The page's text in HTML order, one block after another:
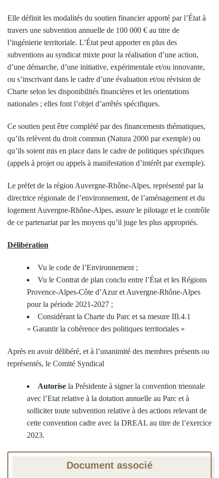
Elle définit les modalités du soutien financier apporté par l’État à
travers une subvention annuelle de 100 000 € au titre de
l’ingénierie territoriale. L’État peut apporter en plus des
subventions au syndicat mixte pour la réalisation d’une action,
d’une démarche, d’une initiative, expérimentale et/ou innovante,
ou s’inscrivant dans le cadre d’une évaluation et/ou révision de
Charte selon les disponibilités financières et les orientations
nationales ; elles font l’objet d’arrêtés spécifiques.
Ce soutien peut être complété par des financements thématiques,
qu’ils relèvent du droit commun (Natura 2000 par exemple) ou
qu’ils soient mis en place dans le cadre de politiques spécifiques
(appels à projet ou appels à manifestation d’intérêt par exemple).
Le préfet de la région Auvergne-Rhône-Alpes, représenté par la
directrice régionale de l’environnement, de l’aménagement et du
logement Auvergne-Rhône-Alpes, assure le pilotage et le contrôle
de ce partenariat par les moyens qu’il juge les plus appropriés.
Délibération
Vu le code de l’Environnement ;
Vu le Contrat de plan conclu entre l’État et les Régions
Provence-Alpes-Côte d’Azur et Auvergne-Rhône-Alpes
pour la période 2021-2027 ;
Considérant la Charte du Parc et sa mesure III.4.1
« Garantir la cohérence des politiques territoriales »
Après en avoir délibéré, et à l’unanimité des membres présents ou
représentés, le Comité Syndical
Autorise la Présidente à signer la convention triennale
avec l’Etat relative à la dotation annuelle au Parc et à
solliciter toute subvention relative à des actions relevant de
cette convention cadre avec la DREAL au titre de l’exercice
2023.
Document associé